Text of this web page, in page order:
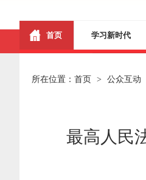
首页 学习新时代
所在位置： 首页 > 公众互动
最高人民